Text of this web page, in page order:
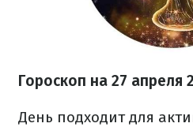
Гороскоп на 27 апреля
День подходит для